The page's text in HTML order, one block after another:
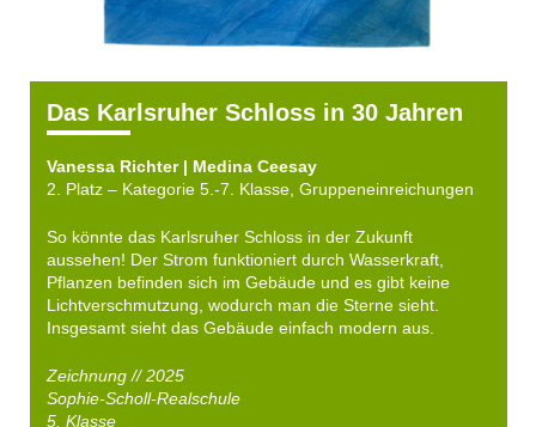
Das Karlsruher Schloss in 30 Jahren
Vanessa Richter | Medina Ceesay
2. Platz – Kategorie 5.-7. Klasse, Gruppeneinreichungen
So könnte das Karlsruher Schloss in der Zukunft
aussehen! Der Strom funktioniert durch Wasserkraft,
Pflanzen befinden sich im Gebäude und es gibt keine
Lichtverschmutzung, wodurch man die Sterne sieht.
Insgesamt sieht das Gebäude einfach modern aus.
Zeichnung // 2025
Sophie-Scholl-Realschule
5. Klasse